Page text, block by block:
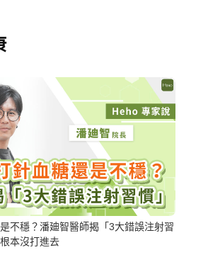
不穩？潘廸智醫師揭「3大錯誤注射習
本沒打進去